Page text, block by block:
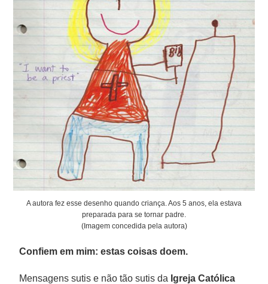
A autora fez esse desenho quando criança. Aos 5 anos, ela estava
preparada para se tornar padre.
(Imagem concedida pela autora)
Confiem em mim: estas coisas doem.
Mensagens sutis e não tão sutis da Igreja Católica